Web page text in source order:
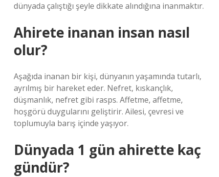
dünyada çalıştığı şeyle dikkate alındığına inanmaktır.
Ahirete inanan insan nasıl
olur?
Aşağıda inanan bir kişi, dünyanın yaşamında tutarlı,
ayrılmış bir hareket eder. Nefret, kıskançlık,
düşmanlık, nefret gibi rasps. Affetme, affetme,
hoşgörü duygularını geliştirir. Ailesi, çevresi ve
toplumuyla barış içinde yaşıyor.
Dünyada 1 gün ahirette kaç
gündür?